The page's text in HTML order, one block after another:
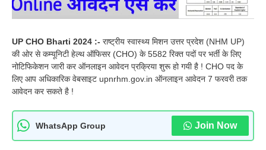
UP CHO Bharti 2024 :- राष्ट्रीय स्वास्थ्य मिशन उत्तर प्रदेश (NHM UP)
की ओर से कम्यूनिटी हेल्थ ऑफिसर (CHO) के 5582 रिक्त पदों पर भर्ती के लिए
नोटिफिकेशन जारी कर ऑनलाइन आवेदन प्रक्रिया शुरू हो गयी है ! CHO पद के
लिए आप अधिकारिक वेबसाइट upnrhm.gov.in ऑनलाइन आवेदन 7 फरवरी तक
आवेदन कर सकते है !
WhatsApp Group Join Now